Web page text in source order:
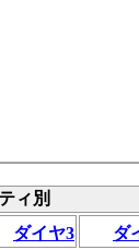
ィ別
ダイヤ3 ダ